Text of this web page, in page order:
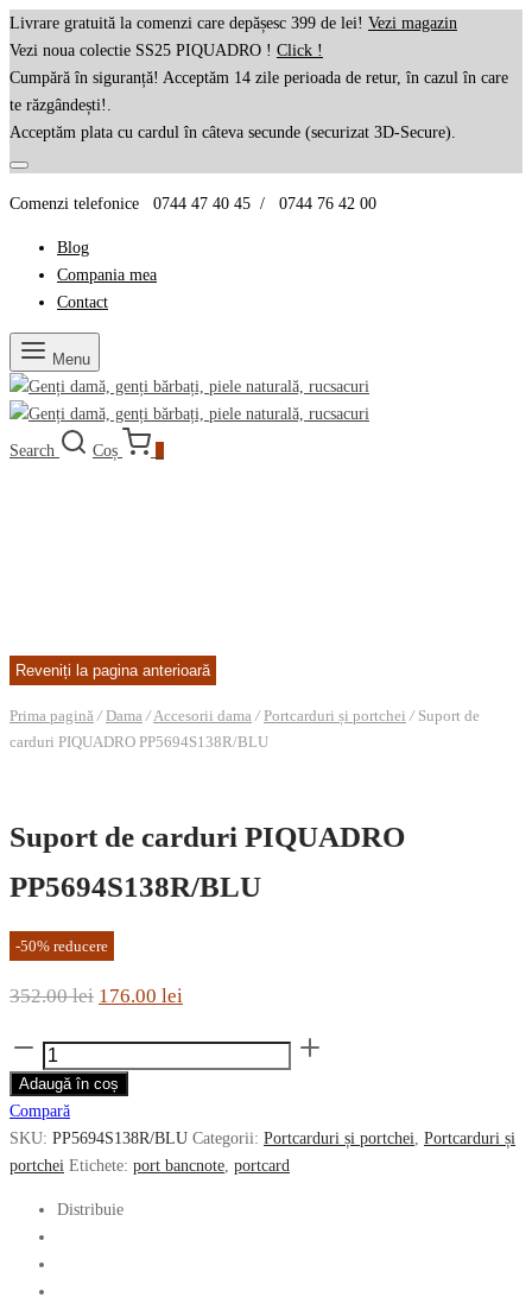
Livrare gratuită la comenzi care depășesc 399 de lei! Vezi magazin
Vezi noua colectie SS25 PIQUADRO ! Click !
Cumpără în siguranță! Acceptăm 14 zile perioada de retur, în cazul în care
te răzgândești!.
Acceptăm plata cu cardul în câteva secunde (securizat 3D-Secure).
Comenzi telefonice 0744 47 40 45 / 0744 76 42 00
Blog
Compania mea
Contact
Menu
Search Coș
Prima pagină / Dama /Accesorii dama / Portcarduri și portchei /Suport de
carduri PIQUADRO PP5694S138R/BLU
Suport de carduri PIQUADRO
PP5694S138R/BLU
-50% reducere
352.00lei Prețul
fost:
352.00 lei.
176.00 lei
Cantitate
Suport
de
Adaugă în coș
Compară
SKU: PP5694S138R/BLU Categorii: Portcarduri și portchei Portcarduri și
portchei Etichete: port bancnote portcard
Distribuie